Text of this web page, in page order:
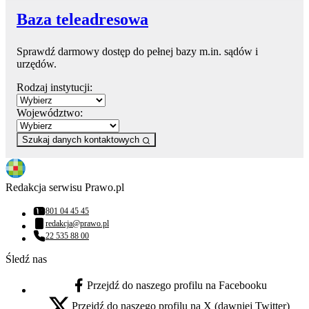
Baza teleadresowa
Sprawdź darmowy dostęp do pełnej bazy m.in. sądów i
urzędów.
Rodzaj instytucji:
Województwo:
Szukaj danych kontaktowych
Redakcja serwisu Prawo.pl
Numer telefonu:
801 04 45 45
Adres email:
redakcja@prawo.pl
Numer telefonu:
22 535 88 00
Śledź nas
facebook - otwiera się w nowej karcie
Przejdź do naszego profilu na Facebooku
Przejdź do naszego profilu na X (dawniej Twitter)